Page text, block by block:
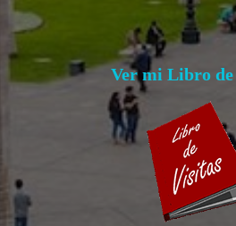
Ver mi Libro